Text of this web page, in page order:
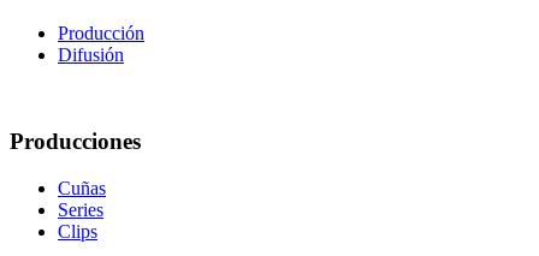
Producción
Difusión
Producciones
Cuñas
Series
Clips